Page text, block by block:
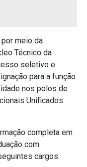
meio da
Técnico da
seletivo e
para a função
nos polos de
Unificados
completa em
com
cargos: